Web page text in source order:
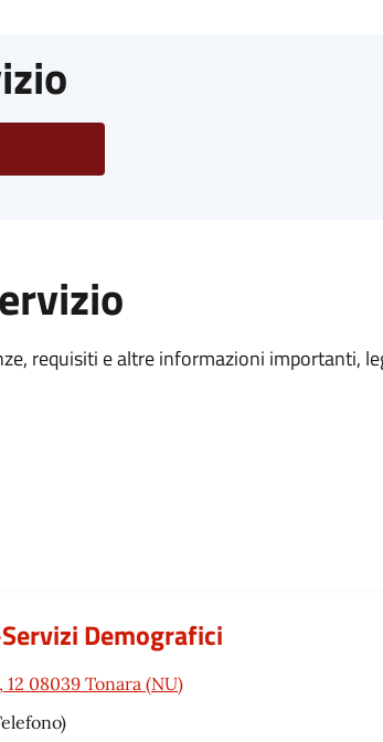
requisiti e altre informazioni importanti,
Demografici
08039 Tonara (NU)